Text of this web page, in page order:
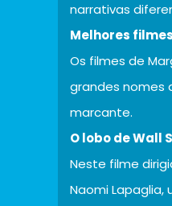
narrativas
Melhores
Os filmes de
grandes nomes
marcante.
O lobo de Wall
Neste filme
Naomi